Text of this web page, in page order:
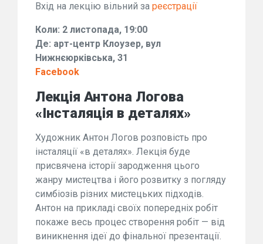
Вхід на лекцію вільний за реєстрації
Коли: 2 листопада, 19:00
Де: арт-центр Клоузер, вул
Нижнєюрківська, 31
Facebook
Лекція Антона Логова
«Інсталяція в деталях»
Художник Антон Логов розповість про
інсталяції «в деталях». Лекція буде
присвячена історії зародження цього
жанру мистецтва і його розвитку з погляду
симбіозів різних мистецьких підходів.
Антон на прикладі своїх попередніх робіт
покаже весь процес створення робіт — від
виникнення ідеї до фінальної презентації.